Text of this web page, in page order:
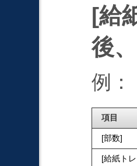
給
後、
例：
項目
部数
給紙ト